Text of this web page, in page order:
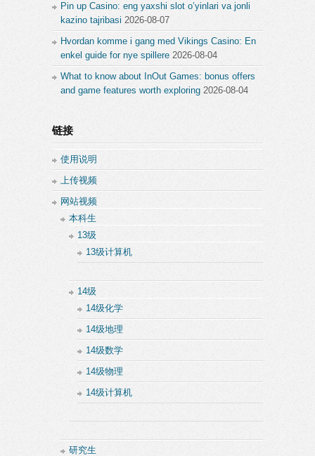
Pin up Casino: eng yaxshi slot o’yinlari va jonli
kazino tajribasi 2026-08-07
Hvordan komme i gang med Vikings Casino: En
enkel guide for nye spillere 2026-08-04
What to know about InOut Games: bonus offers
and game features worth exploring 2026-08-04
链接
使用说明
上传视频
网站视频
本科生
13级
13级计算机
14级
14级化学
14级地理
14级数学
14级物理
14级计算机
研究生